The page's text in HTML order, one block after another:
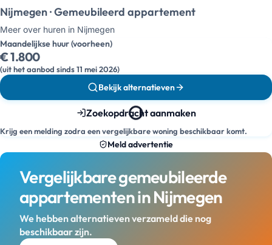
Nijmegen · Gemeubileerd appartement
Meer over huren in Nijmegen
Maandelijkse huur (voorheen)
€ 1.800
(uit het aanbod sinds 11 mei 2026)
Bekijk alternatieven
Zoekopdracht aanmaken
Krijg een melding zodra een vergelijkbare woning beschikbaar komt.
Meld advertentie
Vergelijkbare gemeubileerde
appartementen in Nijmegen
We hebben alternatieven verzameld die nog
beschikbaar zijn.